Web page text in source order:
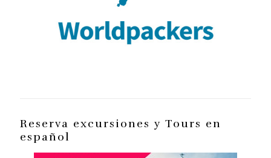
Reserva excursiones y Tours en
español